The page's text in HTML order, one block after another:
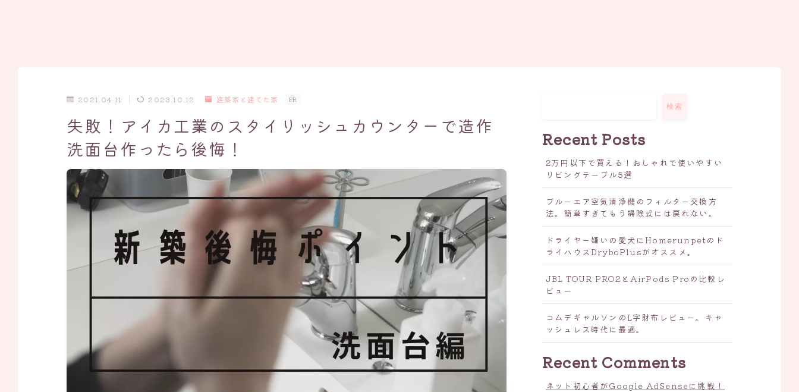
2021.04.11 2023.10.12 建築家と建てた家 PR
失敗！アイカ工業のスタイリッシュカウンターで造作
洗面台作ったら後悔！
検索
Recent Posts
2万円以下で買える！おしゃれで使いやすい
リビングテーブル5選
ブルーエア空気清浄機のフィルター交換方
法。簡単すぎてもう掃除式には戻れない。
ドライヤー嫌いの愛犬にHomerunpetのド
ライハウスDryboPlusがオススメ。
JBL TOUR PRO2とAirPods Proの比較レ
ビュー
コムデギャルソンのL字財布レビュー。キャ
ッシュレス時代に最適。
Recent Comments
ネット初心者がGoogle AdSenseに挑戦！